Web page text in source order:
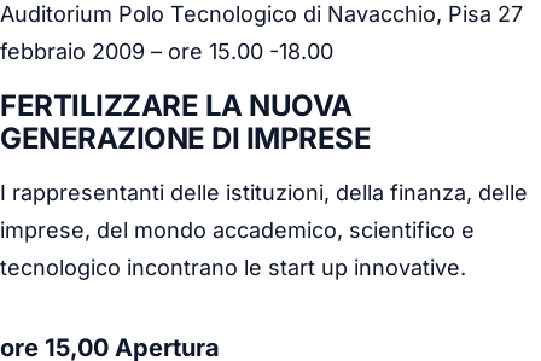
Auditorium Polo Tecnologico di Navacchio, Pisa 27
febbraio 2009 – ore 15.00 -18.00
FERTILIZZARE LA NUOVA
GENERAZIONE DI IMPRESE
I rappresentanti delle istituzioni, della finanza, delle
imprese, del mondo accademico, scientifico e
tecnologico incontrano le start up innovative.
ore 15,00 Apertura